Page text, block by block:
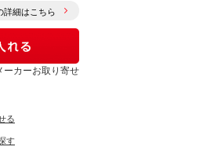
詳細はこちら
ーカーお取り寄せ
る
す